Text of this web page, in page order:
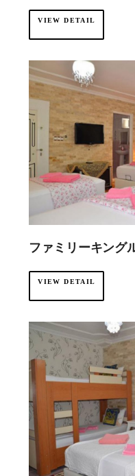
VIEW DETAIL
ファミリーキング
VIEW DETAIL